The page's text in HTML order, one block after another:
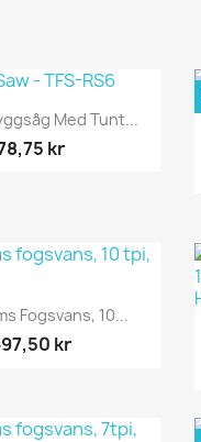
SnabbvyMed Tunt...
kr
Snabbvy
Fogsvans, 10...
kr